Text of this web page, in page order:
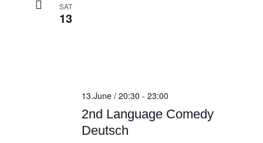
SAT
13
2nd Language Comedy
Deutsch
13.June / 20:30 - 23:00